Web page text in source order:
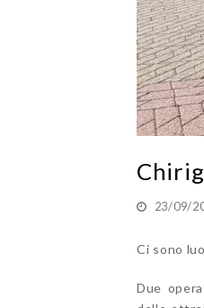
23/09/
Ci sono
Due